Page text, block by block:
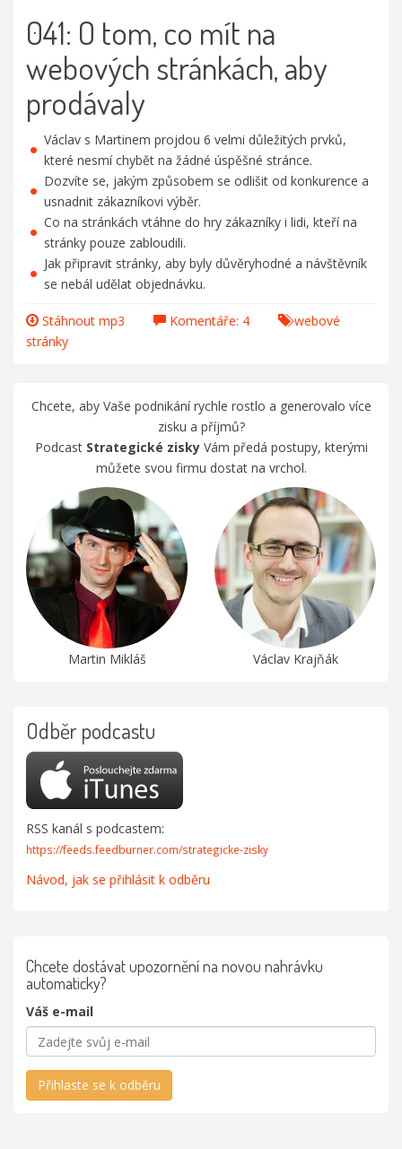
041: O tom, co mít na
webových stránkách, aby
prodávaly
Václav s Martinem projdou 6 velmi důležitých prvků,
které nesmí chybět na žádné úspěšné stránce.
Dozvíte se, jakým způsobem se odlišit od konkurence a
usnadnit zákazníkovi výběr.
Co na stránkách vtáhne do hry zákazníky i lidi, kteří na
stránky pouze zabloudili.
Jak připravit stránky, aby byly důvěryhodné a návštěvník
se nebál udělat objednávku.
Stáhnout mp3 Komentáře: 4
webové
stránky
Chcete, aby Vaše podnikání rychle rostlo a generovalo více
zisku a příjmů?
Podcast Strategické ziskyVám předá postupy, kterými
můžete svou firmu dostat na vrchol.
Martin Mikláš Václav Krajňák
Odběr podcastu
RSS kanál s podcastem:
https://feeds.feedburner.com/strategicke-zisky
Návod, jak se přihlásit k odběru
Chcete dostávat upozornění na novou nahrávku
automaticky?
Váš e-mail
Přihlaste se k odběru